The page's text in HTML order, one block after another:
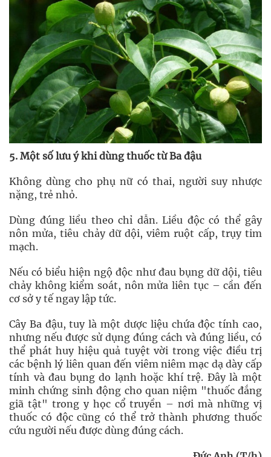
5. Một số lưu ý khi dùng thuốc từ Ba đậu
Không dùng cho phụ nữ có thai, người suy nhược
nặng, trẻ nhỏ.
Dùng đúng liều theo chỉ dẫn. Liều độc có thể gây
nôn mửa, tiêu chảy dữ dội, viêm ruột cấp, trụy tim
mạch.
Nếu có biểu hiện ngộ độc như đau bụng dữ dội, tiêu
chảy không kiểm soát, nôn mửa liên tục – cần đến
cơ sở y tế ngay lập tức.
Cây Ba đậu, tuy là một dược liệu chứa độc tính cao,
nhưng nếu được sử dụng đúng cách và đúng liều, có
thể phát huy hiệu quả tuyệt vời trong việc điều trị
các bệnh lý liên quan đến viêm niêm mạc dạ dày cấp
tính và đau bụng do lạnh hoặc khí trệ. Đây là một
minh chứng sinh động cho quan niệm "thuốc đắng
giã tật" trong y học cổ truyền – nơi mà những vị
thuốc có độc cũng có thể trở thành phương thuốc
cứu người nếu được dùng đúng cách.